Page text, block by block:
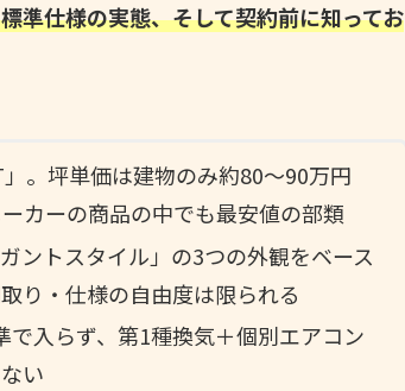
準仕様の実態、そして契約前に知ってお
。坪単価は建物のみ約80〜90万円
カーの商品の中でも最安値の部類
ントスタイル」の3つの外観をベース
り・仕様の自由度は限られる
で入らず、第1種換気＋個別エアコン
い